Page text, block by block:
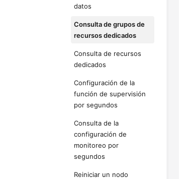
datos
Consulta de grupos de
recursos dedicados
Consulta de recursos
dedicados
Configuración de la
función de supervisión
por segundos
Consulta de la
configuración de
monitoreo por
segundos
Reiniciar un nodo